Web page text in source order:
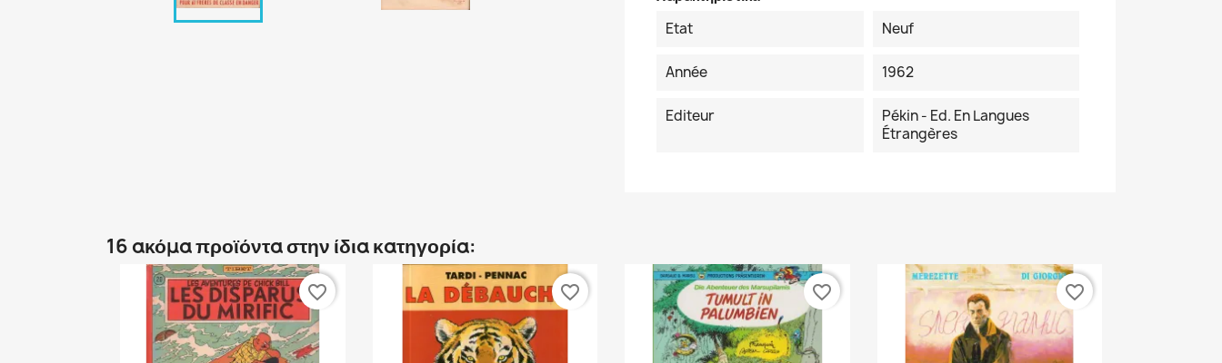
Etat
Neuf
Année 1962
Editeur
Pékin - Ed. En Langues
Étrangères
16 ακόμα προϊόντα στην ίδια κατηγορία:
favorite_border favorite_border favorite_border favorite_border